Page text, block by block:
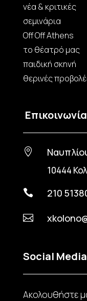
νέα & κριτικές
σεμινάρια
Off Off Athens
το θέατρό μας
παιδική σκηνή
θερινές
Επικοινωνία

10444
 210

Social Media
Ακολουθήστε